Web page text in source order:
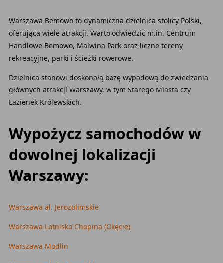
Warszawa Bemowo to dynamiczna dzielnica stolicy Polski,
oferująca wiele atrakcji. Warto odwiedzić m.in. Centrum
Handlowe Bemowo, Malwina Park oraz liczne tereny
rekreacyjne, parki i ścieżki rowerowe.
Dzielnica stanowi doskonałą bazę wypadową do zwiedzania
głównych atrakcji Warszawy, w tym Starego Miasta czy
Łazienek Królewskich.
Wypożycz samochodów w
dowolnej lokalizacji
Warszawy:
Warszawa al. Jerozolimskie
Warszawa Lotnisko Chopina (Okęcie)
Warszawa Modlin